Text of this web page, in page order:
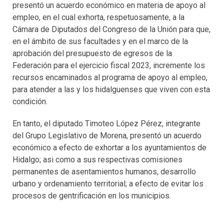
presentó un acuerdo económico en materia de apoyo al
empleo, en el cual exhorta, respetuosamente, a la
Cámara de Diputados del Congreso de la Unión para que,
en el ámbito de sus facultades y en el marco de la
aprobación del presupuesto de egresos de la
Federación para el ejercicio fiscal 2023, incremente los
recursos encaminados al programa de apoyo al empleo,
para atender a las y los hidalguenses que viven con esta
condición.
En tanto, el diputado Timoteo López Pérez, integrante
del Grupo Legislativo de Morena, presentó un acuerdo
económico a efecto de exhortar a los ayuntamientos de
Hidalgo; asi como a sus respectivas comisiones
permanentes de asentamientos humanos, desarrollo
urbano y ordenamiento territorial; a efecto de evitar los
procesos de gentrificación en los municipios.